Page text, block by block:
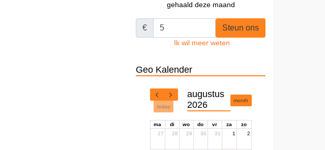
gehaald deze maand
€ Steun ons
Ik wil meer weten
Geo Kalender
today
augustus
2026
month
ma di wo do vr za
zo
27
28 29 30 31 1 2